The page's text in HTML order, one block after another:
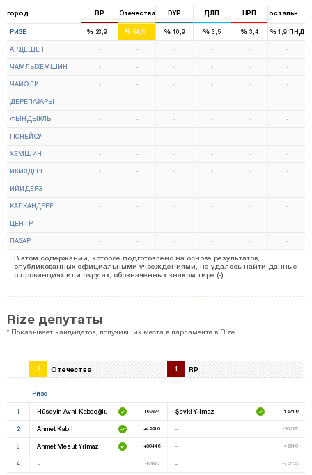
город RP Отечества DYP ДЛП НРП остальные
РИЗЕ %23,9
1
%54,5
3
% 10,9 % 3,5 % 3,4 %1,9 ПНД
АРДЕШЕН - - - - - -
ЧАМЛЫХЕМШИН - - - - - -
ЧАЙЭЛИ - - - - - -
ДЕРЕПАЗАРЫ - - - - - -
ФЫНДЫКЛЫ - - - - - -
ГЮНЕЙСУ - - - - - -
ХЕМШИН - - - - - -
ИКИЗДЕРЕ - - - - - -
ИЙИДЕРЭ - - - - - -
КАЛКАНДЕРЕ - - - - - -
ЦЕНТР - - - - - -
ПАЗАР - - - - - -
В этом содержании, которое подготовлено на основе результатов,
опубликованных официальными учреждениями, не удалось найти данные
о провинциях или округах, обозначенных знаком тире (-).
Rize депутаты
* Показывает кандидатов, получивших места в парламенте в Rize.
3 Отечества 1 RP
Ризе
1 Hüseyin Avni Kabaoğlu +69374 Şevki Yılmaz +16719
2 Ahmet Kabil +49910 - -20297
3 Ahmet Mesut Yılmaz +30446 - -49910
4 - -66877 - -79523